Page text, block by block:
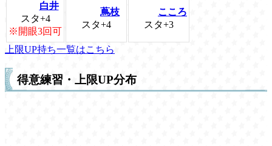
白井
スタ+4
※開眼3回可
蔦枝
スタ+4
こころ
スタ+3
上限UP持ち一覧はこちら
得意練習・上限UP分布